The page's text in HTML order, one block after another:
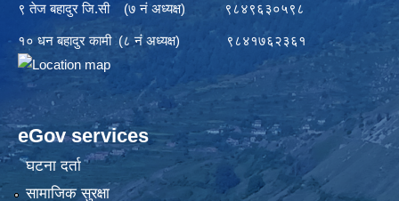
९ तेज बहादुर जि.सी (७ नं अध्यक्ष) ९८४९६३०५९८
१० धन बहादुर कामी (८ नं अध्यक्ष) ९८४१७६२३६१
eGov services
घटना दर्ता
सामाजिक सुरक्षा